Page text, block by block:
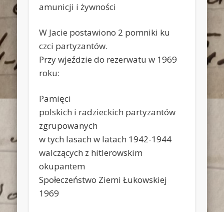
amunicji i żywności
W Jacie postawiono 2 pomniki ku
czci partyzantów.
Przy wjeździe do rezerwatu w 1969
roku:
Pamięci
polskich i radzieckich partyzantów
zgrupowanych
w tych lasach w latach 1942-1944
walczących z hitlerowskim
okupantem
Społeczeństwo Ziemi Łukowskiej
1969